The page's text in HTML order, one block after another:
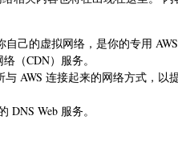
己的虚拟网络，是你的专用 AWS
（CDN）服务。
与 AWS 连接起来的网络方式，
DNS Web 服务。